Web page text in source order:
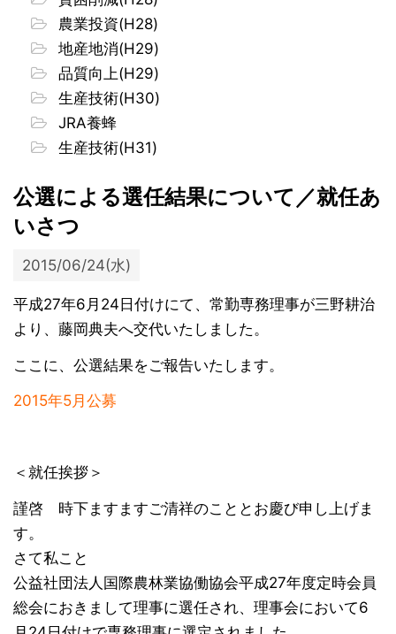
農業投資(H28)
地産地消(H29)
品質向上(H29)
生産技術(H30)
JRA養蜂
生産技術(H31)
公選による選任結果について／就任あ
いさつ
2015/06/24(水)
平成27年6月24日付けにて、常勤専務理事が三野耕治
より、藤岡典夫へ交代いたしました。
ここに、公選結果をご報告いたします。
2015年5月公募
＜就任挨拶＞
謹啓 時下ますますご清祥のこととお慶び申し上げま
す。
さて私こと
公益社団法人国際農林業協働協会平成27年度定時会員
総会におきまして理事に選任され、理事会において6